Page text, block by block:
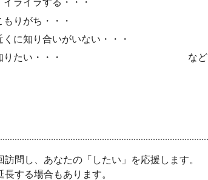
ライラする・・・
りがち・・・
に知り合いがいない・・・
情報を知りたい・・・ など
問し、あなたの「したい」を応援します。
する場合もあります。